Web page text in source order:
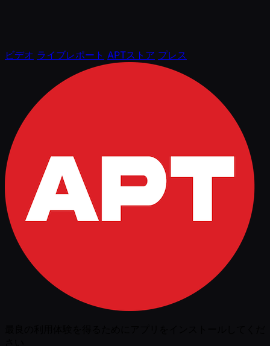
ビデオ ライブレポート APTストア プレス